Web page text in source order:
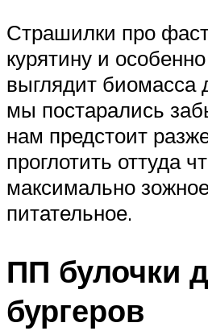
Страшилки про
курятину и
выглядит биомасса
мы постарались
нам предстоит
проглотить оттуда
максимально
питательное.
ПП булочки
бургеров